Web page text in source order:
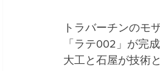
トラバーチンのモ
「ラテ002」が完
大工と石屋が技術